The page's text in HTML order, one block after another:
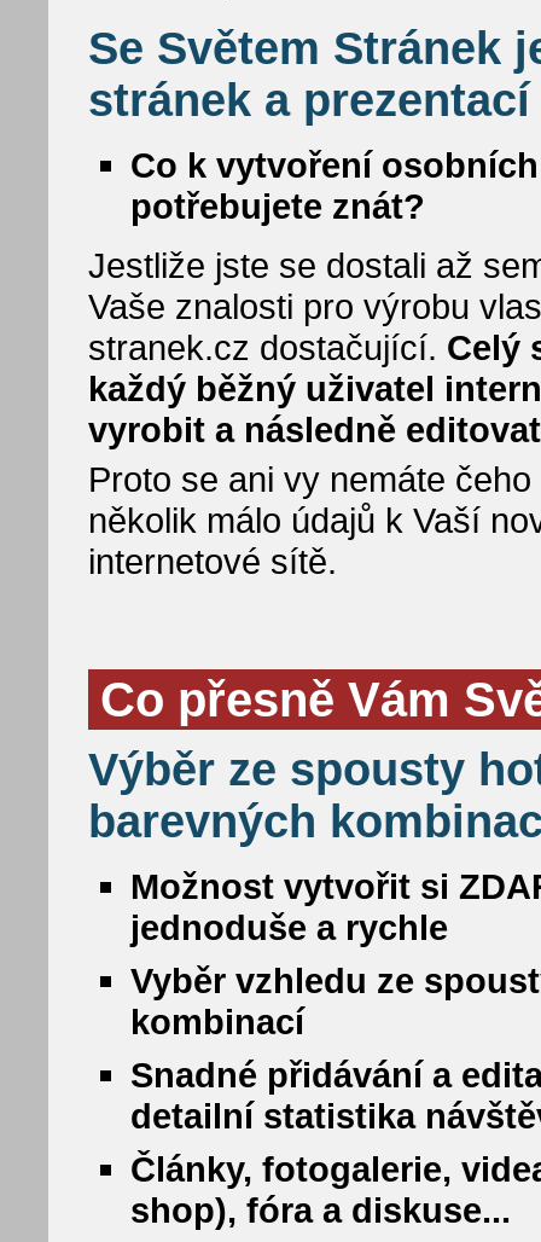
Se Světem Stránek
stránek a
Co k vytvoření
potřebujete znát?
Jestliže jste se dostali až
Vaše znalosti pro výrobu
stranek.cz dostačující. Celý
každý běžný uživatel
vyrobit a následně
Proto se ani vy nemáte
několik málo údajů k Vaší
internetové sítě.
Co přesně Vám
Výběr ze spousty
barevných
Možnost vytvořit si
jednoduše a rychle
Vyběr vzhledu ze
kombinací
Snadné přidávání a
detailní statistika
Články, fotogalerie,
shop), fóra a diskuse...